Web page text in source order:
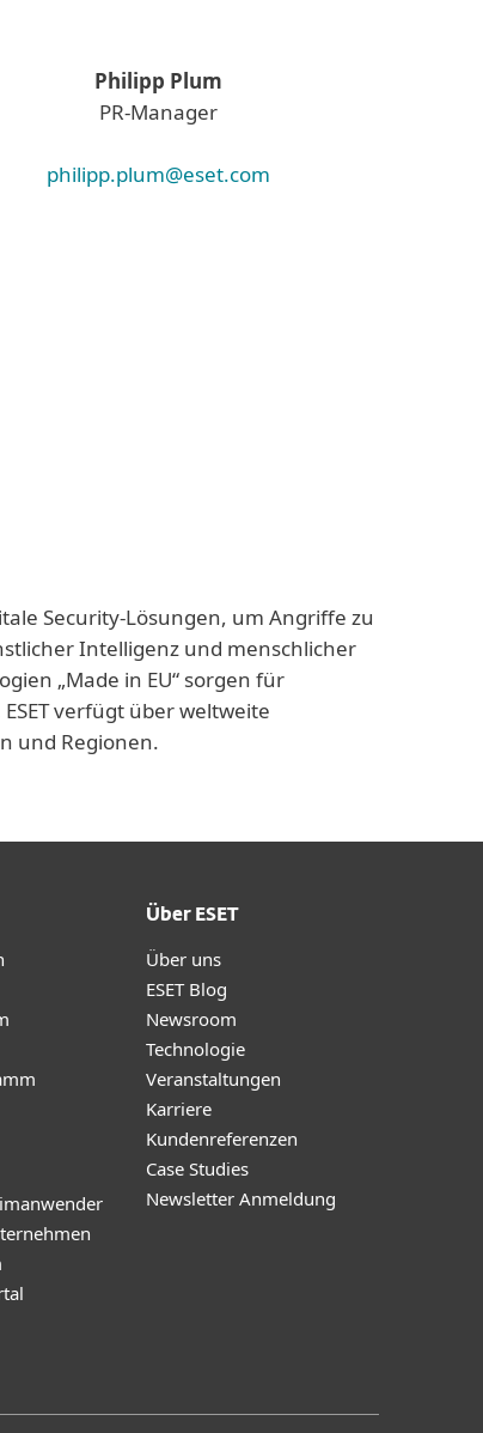
Philipp Plum
PR-Manager
philipp.plum@eset.com
Security-Lösungen, um Angriffe zu
Intelligenz und menschlicher
„Made in EU“ sorgen für
verfügt über weltweite
und Regionen.
Über ESET
Über uns
ESET Blog
Newsroom
Technologie
Veranstaltungen
Karriere
Kundenreferenzen
Case Studies
Newsletter Anmeldung